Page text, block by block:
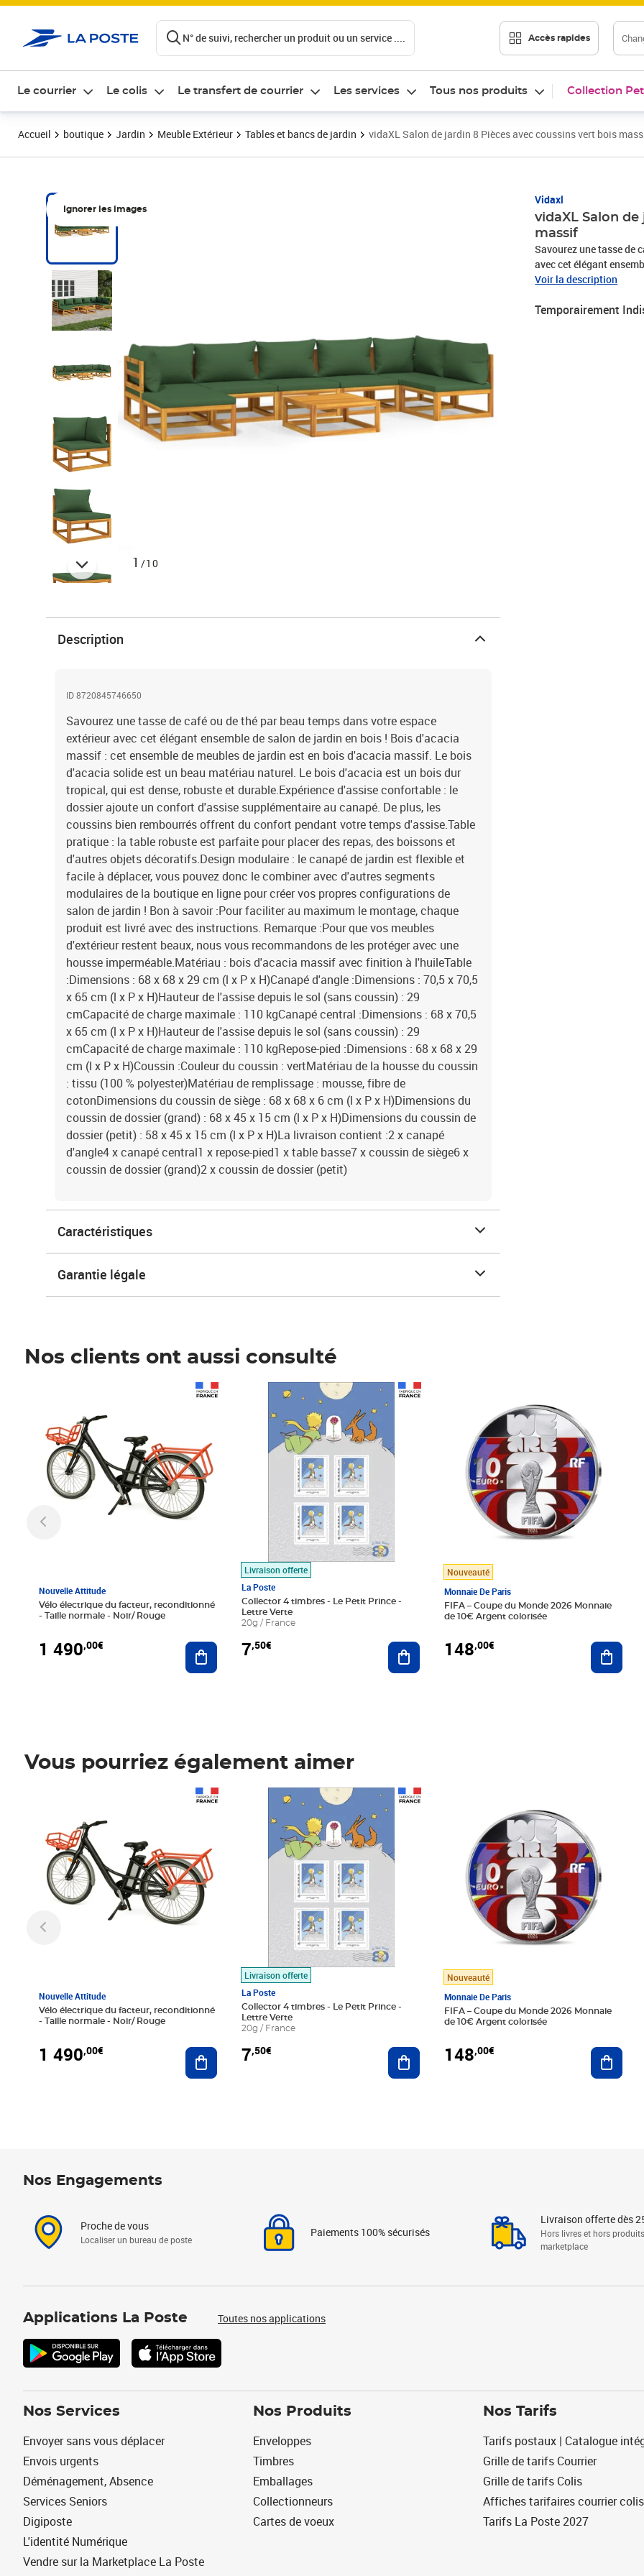
N° de suivi, rechercher un produit ou un service .... Accès rapides
Le courrier Le colis Le transfert de courrier Les services Tous nos produits Collection
Accueil boutique Jardin Meuble Extérieur Tables et bancs de jardin vidaXL Salon de jardin 8 Pièces avec coussins vert bois
Ignorer les images
1 /10
Vidaxl
vidaXL Salon
massif
Savourez une tasse de
avec cet élégant
ensemble de meubles
robuste et
pour placer des repas,
Voir la description
Temporairement
Description
ID 8720845746650
Savourez une tasse de café ou de thé par beau temps dans votre espace
extérieur avec cet élégant ensemble de salon de jardin en bois ! Bois d'acacia
massif : cet ensemble de meubles de jardin est en bois d'acacia massif. Le bois
d'acacia solide est un beau matériau naturel. Le bois d'acacia est un bois dur
tropical, qui est dense, robuste et durable.Expérience d'assise confortable : le
dossier ajoute un confort d'assise supplémentaire au canapé. De plus, les
coussins bien rembourrés offrent du confort pendant votre temps d'assise.Table
pratique : la table robuste est parfaite pour placer des repas, des boissons et
d'autres objets décoratifs.Design modulaire : le canapé de jardin est flexible et
facile à déplacer, vous pouvez donc le combiner avec d'autres segments
modulaires de la boutique en ligne pour créer vos propres configurations de
salon de jardin ! Bon à savoir :Pour faciliter au maximum le montage, chaque
produit est livré avec des instructions. Remarque :Pour que vos meubles
d'extérieur restent beaux, nous vous recommandons de les protéger avec une
housse imperméable.Matériau : bois d'acacia massif avec finition à l'huileTable
:Dimensions : 68 x 68 x 29 cm (l x P x H)Canapé d'angle :Dimensions : 70,5 x 70,5
x 65 cm (l x P x H)Hauteur de l'assise depuis le sol (sans coussin) : 29
cmCapacité de charge maximale : 110 kgCanapé central :Dimensions : 68 x 70,5
x 65 cm (l x P x H)Hauteur de l'assise depuis le sol (sans coussin) : 29
cmCapacité de charge maximale : 110 kgRepose-pied :Dimensions : 68 x 68 x 29
cm (l x P x H)Coussin :Couleur du coussin : vertMatériau de la housse du coussin
: tissu (100 % polyester)Matériau de remplissage : mousse, fibre de
cotonDimensions du coussin de siège : 68 x 68 x 6 cm (l x P x H)Dimensions du
coussin de dossier (grand) : 68 x 45 x 15 cm (l x P x H)Dimensions du coussin de
dossier (petit) : 58 x 45 x 15 cm (l x P x H)La livraison contient :2 x canapé
d'angle4 x canapé central1 x repose-pied1 x table basse7 x coussin de siège6 x
coussin de dossier (grand)2 x coussin de dossier (petit)
Caractéristiques
Garantie légale
Nos clients ont aussi consulté
Nouvelle Attitude
Vélo électrique du facteur, reconditionné
- Taille normale - Noir/ Rouge
1 490,00€ Ajouter au panier
Livraison offerte
La Poste
Collector 4 timbres - Le Petit Prince -
Lettre Verte
20g / France
7,50€
Prix 7,50€
Ajouter au panier
Nouveauté
Monnaie De Paris
FIFA – Coupe du Monde 2026 Monnaie
de 10€ Argent colorisée
148,00€
Vous pourriez également aimer
Nouvelle Attitude
Vélo électrique du facteur, reconditionné
- Taille normale - Noir/ Rouge
1 490,00€ Ajouter au panier
Livraison offerte
La Poste
Collector 4 timbres - Le Petit Prince -
Lettre Verte
20g / France
7,50€
Prix 7,50€
Ajouter au panier
Nouveauté
Monnaie De Paris
FIFA – Coupe du Monde 2026 Monnaie
de 10€ Argent colorisée
148,00€
Nos Engagements
Proche de vous
Localiser un bureau de poste
Paiements 100% sécurisés
Livraison offerte dès
Hors livres et hors produits
marketplace
Applications La Poste Toutes nos applications
Nos Services
Envoyer sans vous déplacer
Envois urgents
Déménagement, Absence
Services Seniors
Digiposte
L'identité Numérique
Vendre sur la Marketplace La Poste
Nos Produits
Enveloppes
Timbres
Emballages
Collectionneurs
Cartes de voeux
Nos Tarifs
Tarifs postaux | Catalogue
Grille de tarifs Courrier
Grille de tarifs Colis
Affiches tarifaires courrier colis
Tarifs La Poste 2027